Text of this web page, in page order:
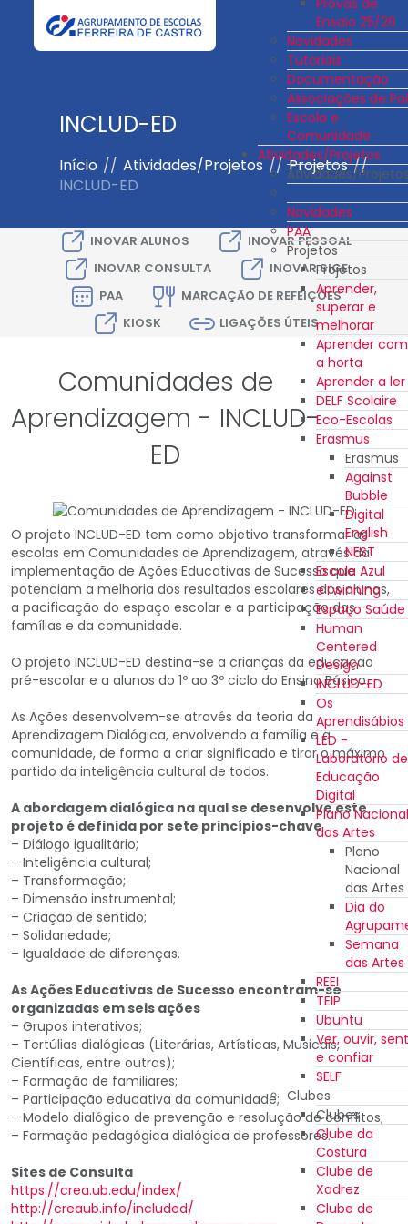
Ensaio 25/26
Novidades
Tutoriais
Documentação
Associações de
Escola e
Comunidade
Atividades/Projetos
Atividades/
Novidades
PAA
Projetos
Projetos
Aprender,
superar e
melhorar
Aprender com
a horta
Aprender a ler
DELF Scolaire
Eco-Escolas
Erasmus
Erasmus
Against
Bubble
Digital
English
NEST
Escola Azul
eTwinning
Espaço Saúde
Human
Centered
Design
INCLUD-ED
Os
Aprendisábios
LED -
Laboratório de
Educação
Digital
Plano Nacional
das Artes
Plano
Nacional
das Artes
Dia do
Semana
das Artes
REEI
TEIP
Ubuntu
Ver, ouvir,
e confiar
SELF
Clubes
Clubes
Clube da
Costura
Clube de
Xadrez
Clube de
INCLUD-ED
Início // Atividades/Projetos //Projetos //
INCLUD-ED
INOVAR ALUNOS
INOVAR PESSOAL
INOVAR CONSULTA
INOVAR SIGE
PAA
MARCAÇÃO DE REFEIÇÕES
KIOSK
LIGAÇÕES ÚTEIS
Comunidades de
Aprendizagem - INCLUD-
ED
O projeto INCLUD-ED tem como objetivo transformar as
escolas em Comunidades de Aprendizagem, através da
implementação de Ações Educativas de Sucesso que
potenciam a melhoria dos resultados escolares dos alunos,
a pacificação do espaço escolar e a participação das
famílias e da comunidade.
O projeto INCLUD-ED destina-se a crianças da educação
pré-escolar e a alunos do 1º ao 3º ciclo do Ensino Básico.
As Ações desenvolvem-se através da teoria da
Aprendizagem Dialógica, envolvendo a família e a
comunidade, de forma a criar significado e tirar o máximo
partido da inteligência cultural de todos.
A abordagem dialógica na qual se desenvolve este
projeto é definida por sete princípios-chave
– Diálogo igualitário;
– Inteligência cultural;
– Transformação;
– Dimensão instrumental;
– Criação de sentido;
– Solidariedade;
– Igualdade de diferenças.
As Ações Educativas de Sucesso encontram-se
organizadas em seis ações
– Grupos interativos;
– Tertúlias dialógicas (Literárias, Artísticas, Musicais,
Científicas, entre outras);
– Formação de familiares;
– Participação educativa da comunidade;
– Modelo dialógico de prevenção e resolução de conflitos;
– Formação pedagógica dialógica de professores.
Sites de Consulta
https://crea.ub.edu/index/
http://creaub.info/included/